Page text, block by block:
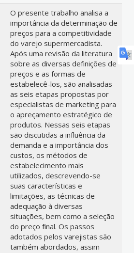
O presente trabalho analisa a
importância da determinação de
preços para a competitividade
do varejo supermercadista.
Após uma revisão da literatura
sobre as diversas definições de
preços e as formas de
estabelecê-los, são analisadas
as seis etapas propostas por
especialistas de marketing para
o apreçamento estratégico de
produtos. Nessas seis etapas
são discutidas a influência da
demanda e a importância dos
custos, os métodos de
estabelecimento mais
utilizados, descrevendo-se
suas características e
limitações, as técnicas de
adequação à diversas
situações, bem como a seleção
do preço final. Os passos
adotados pelos varejistas são
também abordados, assim